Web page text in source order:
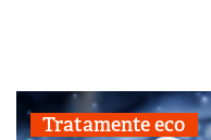
Tratamente eco